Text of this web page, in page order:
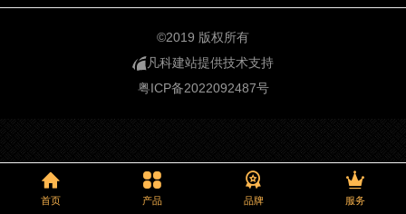
©2019 版权所有
凡科建站提供技术支持
粤ICP备2022092487号
首页 产品 品牌 服务